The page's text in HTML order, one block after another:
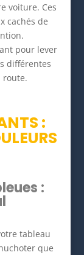
voiture. Ces
cachés de
pour lever
différentes
route.
:
:
tableau
que